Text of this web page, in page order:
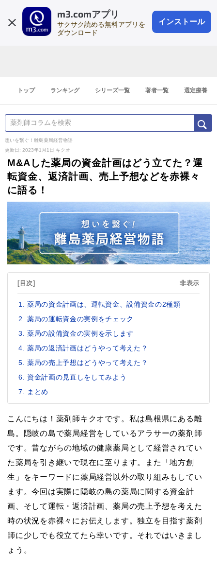
m3.comアプリ
サクサク読める無料アプリを
ダウンロード
インストール
会員登録
登録1分
トップ ランキング シリーズ一覧 著者一覧 選定療養
想いを繋ぐ！離島薬局経営物語
更新日: 2023年1月1日
キクオ
M&Aした薬局の資金計画はどう立てた？運
転資金、返済計画、売上予想などを赤裸々
に語る！
[目次] 非表示
薬局の資金計画は、運転資金、設備資金の2種類
薬局の運転資金の実例をチェック
薬局の設備資金の実例を示します
薬局の返済計画はどうやって考えた？
薬局の売上予想はどうやって考えた？
資金計画の見直しをしてみよう
まとめ
こんにちは！薬剤師キクオです。私は島根県にある離
島。隠岐の島で薬局経営をしているアラサーの薬剤師
です。昔ながらの地域の健康薬局として経営されてい
た薬局を引き継いで現在に至ります。また「地方創
生」をキーワードに薬局経営以外の取り組みもしてい
ます。今回は実際に隠岐の島の薬局に関する資金計
画、そして運転・返済計画、薬局の売上予想を考えた
時の状況を赤裸々にお伝えします。独立を目指す薬剤
師に少しでも役立てたら幸いです。それではいきまし
ょう。